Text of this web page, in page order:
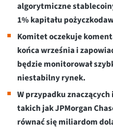
algorytmiczne
1% kapitału
Komitet oczekuje
końca września i
będzie monitorował
niestabilny rynek.
W przypadku
takich jak JPMorgan
równać się miliardom